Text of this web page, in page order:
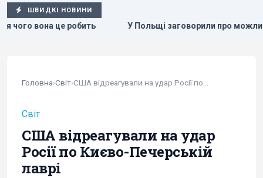
ШВИДКІ НОВИНИ
У Польщі заговорили про можливість
Головна›Світ›США відреагували на удар Росії по...
Світ
США відреагували на удар
Росії по Києво-Печерській
лаврі